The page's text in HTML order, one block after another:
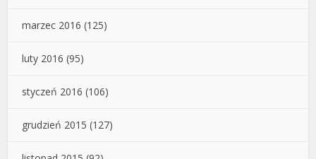
marzec 2016 (125)
luty 2016 (95)
styczeń 2016 (106)
grudzień 2015 (127)